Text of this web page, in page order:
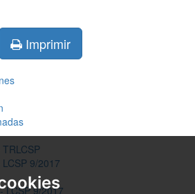
Imprimir
9/2017
LCSP 9/2017